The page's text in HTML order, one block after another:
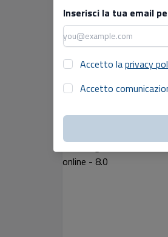
Inserisci la tua email
Accetto laprivacy
Accetto